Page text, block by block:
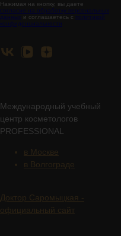
Нажимая на кнопку, вы даете
согласие на обработку персональных
данных и соглашаетесь с политикой
конфиденциальности
Международный учебный
центр косметологов
PROFESSIONAL
в Москве
в Волгограде
Доктор Саромыцкая -
официальный сайт